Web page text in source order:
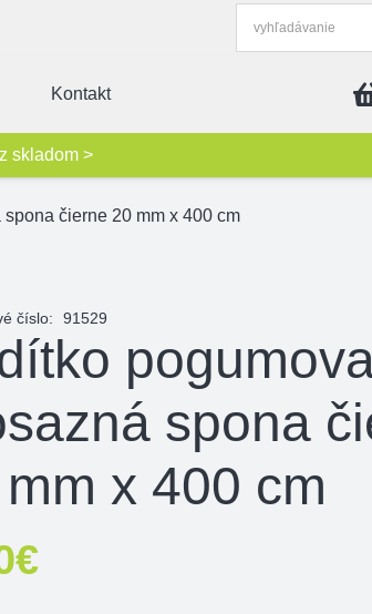
Kontakt
skladom >
čierne 20 mm x 400 cm
číslo: 91529
spona
x 400 cm
€